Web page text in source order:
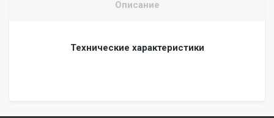
Описание
Технические характеристики